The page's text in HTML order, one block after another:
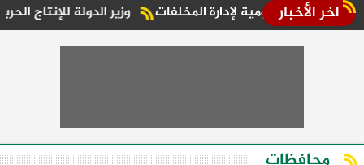
اخر الأخبار وزير الدولة للإنتاج الحربي: القومية لإدارة المخلفات